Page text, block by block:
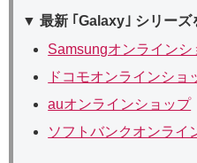
▼ 最新 ｢Galaxy｣ シリーズ
Samsungオンラインシ
ドコモオンラインショ
auオンラインショップ
ソフトバンクオンライ